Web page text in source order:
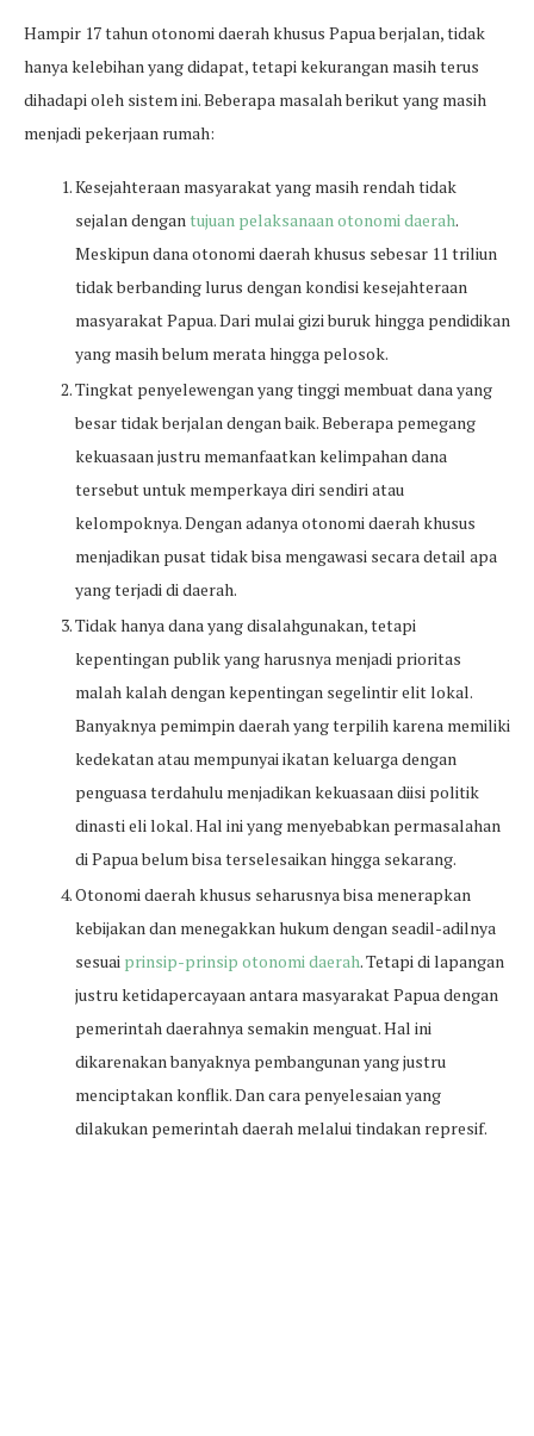
Hampir 17 tahun otonomi daerah khusus Papua berjalan, tidak
hanya kelebihan yang didapat, tetapi kekurangan masih terus
dihadapi oleh sistem ini. Beberapa masalah berikut yang masih
menjadi pekerjaan rumah:
Kesejahteraan masyarakat yang masih rendah tidak
sejalan dengantujuan pelaksanaan otonomi daerah.
Meskipun dana otonomi daerah khusus sebesar 11 triliun
tidak berbanding lurus dengan kondisi kesejahteraan
masyarakat Papua. Dari mulai gizi buruk hingga pendidikan
yang masih belum merata hingga pelosok.
Tingkat penyelewengan yang tinggi membuat dana yang
besar tidak berjalan dengan baik. Beberapa pemegang
kekuasaan justru memanfaatkan kelimpahan dana
tersebut untuk memperkaya diri sendiri atau
kelompoknya. Dengan adanya otonomi daerah khusus
menjadikan pusat tidak bisa mengawasi secara detail apa
yang terjadi di daerah.
Tidak hanya dana yang disalahgunakan, tetapi
kepentingan publik yang harusnya menjadi prioritas
malah kalah dengan kepentingan segelintir elit lokal.
Banyaknya pemimpin daerah yang terpilih karena memiliki
kedekatan atau mempunyai ikatan keluarga dengan
penguasa terdahulu menjadikan kekuasaan diisi politik
dinasti eli lokal. Hal ini yang menyebabkan permasalahan
di Papua belum bisa terselesaikan hingga sekarang.
Otonomi daerah khusus seharusnya bisa menerapkan
kebijakan dan menegakkan hukum dengan seadil-adilnya
sesuai prinsip-prinsip otonomi daerah. Tetapi di lapangan
justru ketidapercayaan antara masyarakat Papua dengan
pemerintah daerahnya semakin menguat. Hal ini
dikarenakan banyaknya pembangunan yang justru
menciptakan konflik. Dan cara penyelesaian yang
dilakukan pemerintah daerah melalui tindakan represif.